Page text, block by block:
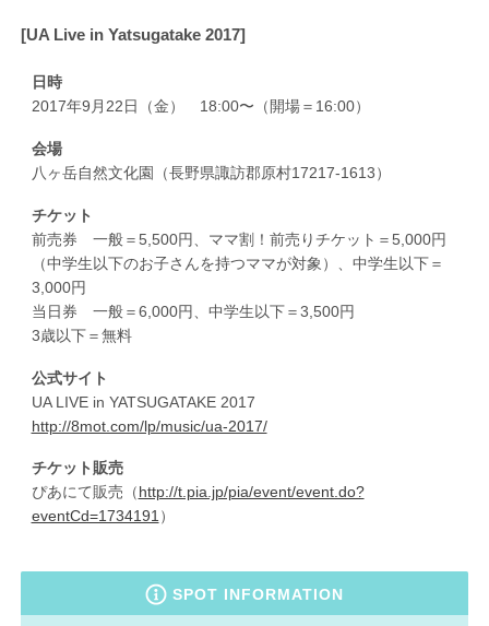
[UA Live in Yatsugatake 2017]
日時
2017年9月22日（金） 18:00〜（開場＝16:00）
会場
八ヶ岳自然文化園（長野県諏訪郡原村17217-1613）
チケット
前売券 一般＝5,500円、ママ割！前売りチケット＝5,000円
（中学生以下のお子さんを持つママが対象）、中学生以下＝
3,000円
当日券 一般＝6,000円、中学生以下＝3,500円
3歳以下＝無料
公式サイト
UA LIVE in YATSUGATAKE 2017
http://8mot.com/lp/music/ua-2017/
チケット販売
ぴあにて販売（http://t.pia.jp/pia/event/event.do?
eventCd=1734191）
SPOT INFORMATION